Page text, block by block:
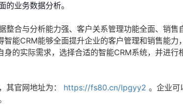
业务数据分析。
整合与分析能力强、客户关系管理功能全面、销售
能CRM能够全面提升企业的客户管理和销售能力
的实际需求，选择合适的智能CRM系统，并进行
官网地址为： https://fs80.cn/lpgyy2 。企业可